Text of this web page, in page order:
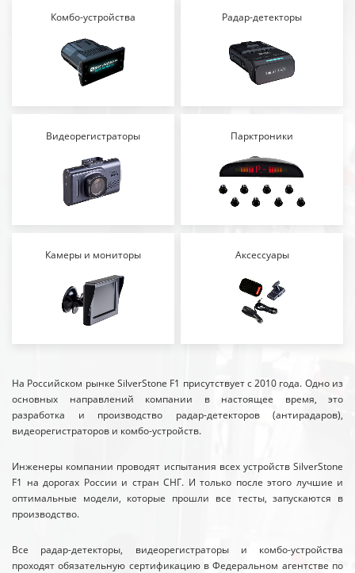
Комбо-устройства Радар-детекторы
Видеорегистраторы Парктроники
Камеры и мониторы Аксессуары
На Российском рынке SilverStone F1 присутствует с 2010 года. Одно из
основных направлений компании в настоящее время, это
разработка и производство радар-детекторов (антирадаров),
видеорегистраторов и комбо-устройств.
Инженеры компании проводят испытания всех устройств SilverStone
F1 на дорогах России и стран СНГ. И только после этого лучшие и
оптимальные модели, которые прошли все тесты, запускаются в
производство.
Все радар-детекторы, видеорегистраторы и комбо-устройства
проходят обязательную сертификацию в Федеральном агентстве по